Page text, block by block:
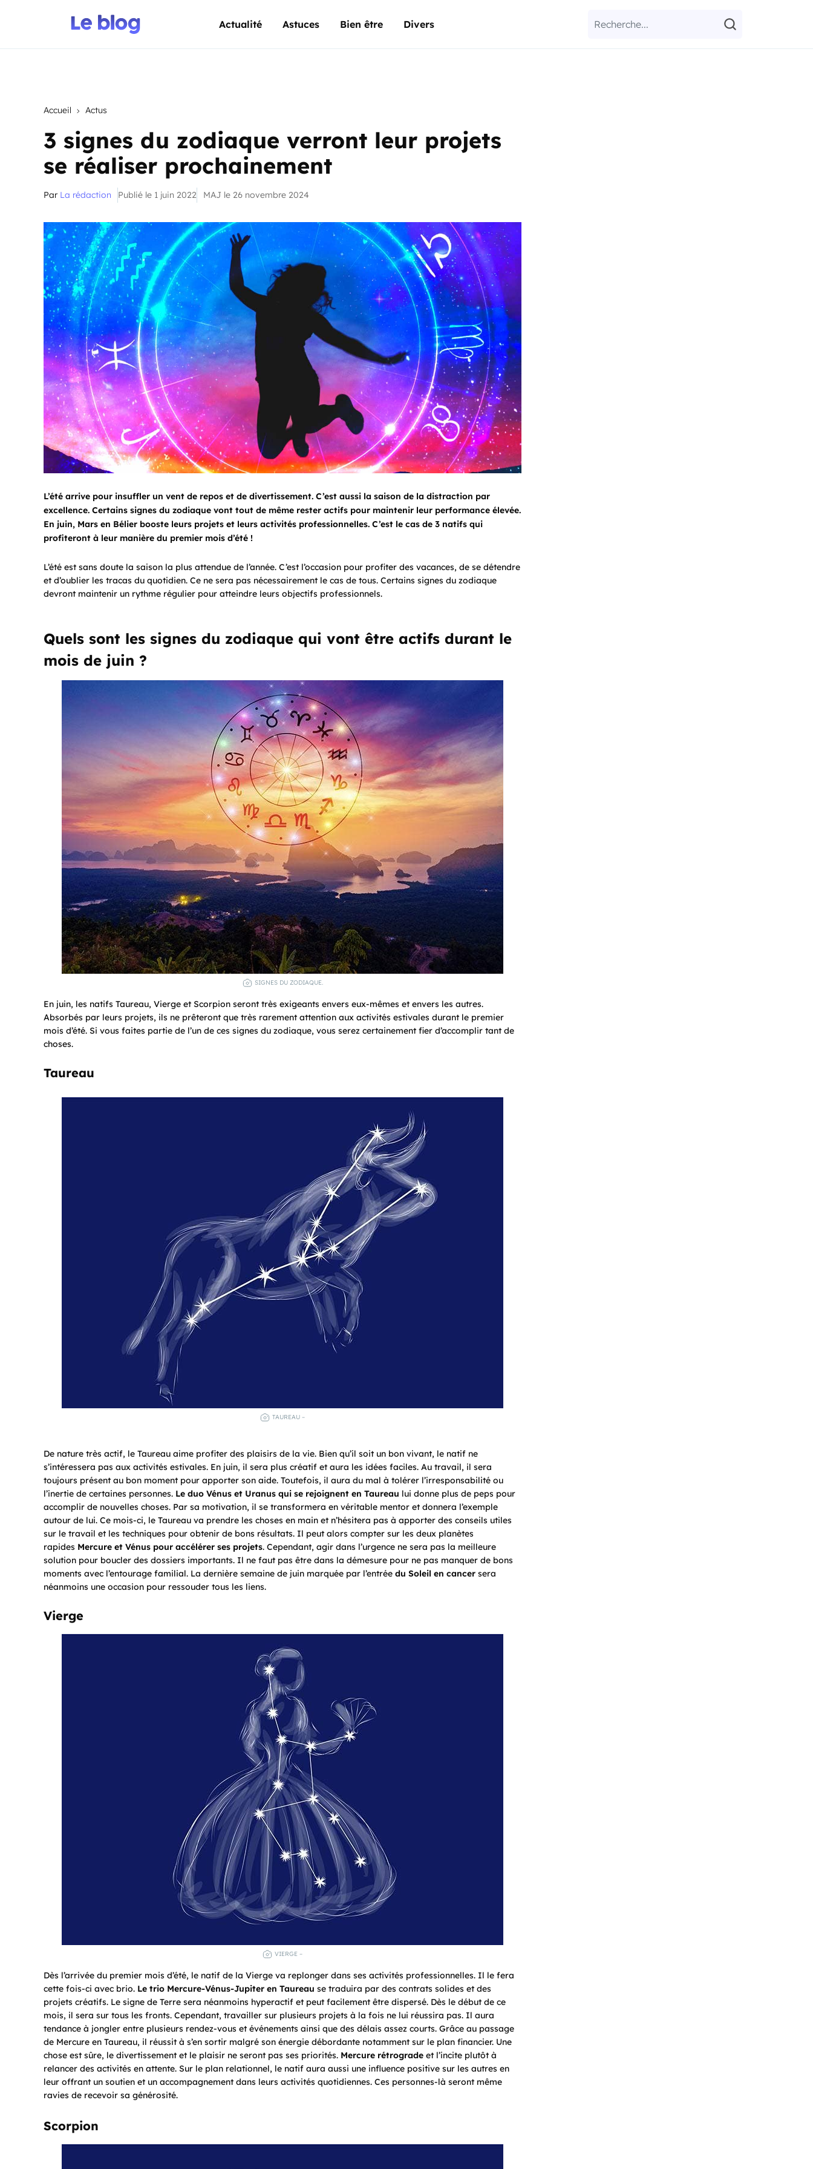
Actualité Astuces Bien être Divers
Accueil Actus
3 signes du zodiaque verront leur projets
se réaliser prochainement
Par La rédaction Publié le 1 juin 2022 MAJ le 26 novembre 2024
L’été arrive pour insuffler un vent de repos et de divertissement. C’est aussi la saison de la distraction par
excellence. Certains signes du zodiaque vont tout de même rester actifs pour maintenir leur performance élevée.
En juin, Mars en Bélier booste leurs projets et leurs activités professionnelles. C’est le cas de 3 natifs qui
profiteront à leur manière du premier mois d’été !
L’été est sans doute la saison la plus attendue de l’année. C’est l’occasion pour profiter des vacances, de se détendre
et d’oublier les tracas du quotidien. Ce ne sera pas nécessairement le cas de tous. Certains signes du zodiaque
devront maintenir un rythme régulier pour atteindre leurs objectifs professionnels.
Quels sont les signes du zodiaque qui vont être actifs durant le
mois de juin ?
SIGNES DU ZODIAQUE.
En juin, les natifs Taureau, Vierge et Scorpion seront très exigeants envers eux-mêmes et envers les autres.
Absorbés par leurs projets, ils ne prêteront que très rarement attention aux activités estivales durant le premier
mois d’été. Si vous faites partie de l’un de ces signes du zodiaque, vous serez certainement fier d’accomplir tant de
choses.
Taureau
TAUREAU –
De nature très actif, le Taureau aime profiter des plaisirs de la vie. Bien qu’il soit un bon vivant, le natif ne
s’intéressera pas aux activités estivales. En juin, il sera plus créatif et aura les idées faciles. Au travail, il sera
toujours présent au bon moment pour apporter son aide. Toutefois, il aura du mal à tolérer l’irresponsabilité ou
l’inertie de certaines personnes. Le duo Vénus et Uranus qui se rejoignent en Taureau lui donne plus de peps pour
accomplir de nouvelles choses. Par sa motivation, il se transformera en véritable mentor et donnera l’exemple
autour de lui. Ce mois-ci, le Taureau va prendre les choses en main et n’hésitera pas à apporter des conseils utiles
sur le travail et les techniques pour obtenir de bons résultats. Il peut alors compter sur les deux planètes
rapides Mercure et Vénus pour accélérer ses projets. Cependant, agir dans l’urgence ne sera pas la meilleure
solution pour boucler des dossiers importants. Il ne faut pas être dans la démesure pour ne pas manquer de bons
moments avec l’entourage familial. La dernière semaine de juin marquée par l’entrée du Soleil en cancer sera
néanmoins une occasion pour ressouder tous les liens.
Vierge
VIERGE –
Dès l’arrivée du premier mois d’été, le natif de la Vierge va replonger dans ses activités professionnelles. Il le fera
cette fois-ci avec brio. Le trio Mercure-Vénus-Jupiter en Taureau se traduira par des contrats solides et des
projets créatifs. Le signe de Terre sera néanmoins hyperactif et peut facilement être dispersé. Dès le début de ce
mois, il sera sur tous les fronts. Cependant, travailler sur plusieurs projets à la fois ne lui réussira pas. Il aura
tendance à jongler entre plusieurs rendez-vous et événements ainsi que des délais assez courts. Grâce au passage
de Mercure en Taureau, il réussit à s’en sortir malgré son énergie débordante notamment sur le plan financier. Une
chose est sûre, le divertissement et le plaisir ne seront pas ses priorités. Mercure rétrograde et l’incite plutôt à
relancer des activités en attente. Sur le plan relationnel, le natif aura aussi une influence positive sur les autres en
leur offrant un soutien et un accompagnement dans leurs activités quotidiennes. Ces personnes-là seront même
ravies de recevoir sa générosité.
Scorpion